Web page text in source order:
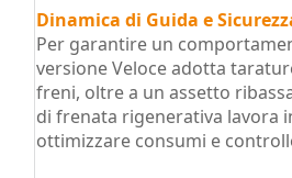
Dinamica di Guida e
Per garantire un
versione Veloce adotta
freni, oltre a un assetto
di frenata rigenerativa lavora
ottimizzare consumi e